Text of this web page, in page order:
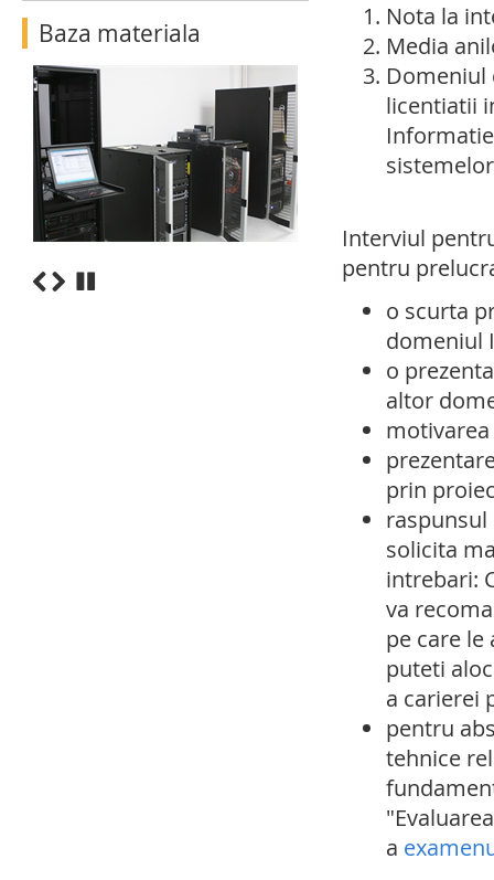
Baza materiala
Nota la
Media
Domeniul
licentiatii
Interviul
pentru
o scurta
domeniul
o
altor
prin
solicita
intrebari:
va
pe care le
puteti
a carierei
pentru
tehnice
a